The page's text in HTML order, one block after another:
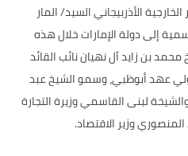
الأذربيجاني السيد/ المار
2008 بزيارة رسمية إلى دولة الإمارات خلال هذه
بن زايد آل نهيان نائب القائد
عهد أبوظبي، وسمو الشيخ عبد
والشيخة لبنى القاسمي وزيرة التجارة
وزير الاقتصاد.